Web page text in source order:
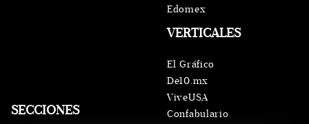
SECCIONES
VERTICALES
El Gráfico
De10.mx
ViveUSA
Confabulario
Edomex